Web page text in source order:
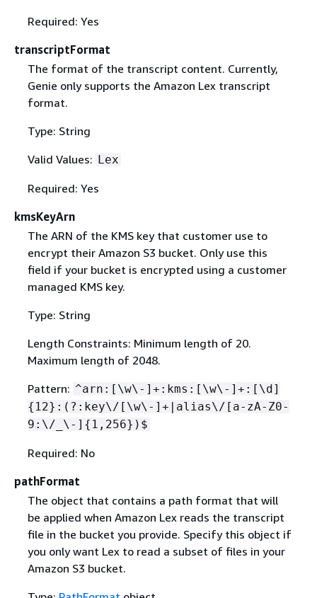
Required: Yes
transcriptFormat
The format of the transcript content. Currently,
Genie only supports the Amazon Lex transcript
format.
Type: String
Valid Values: Lex
Required: Yes
kmsKeyArn
The ARN of the KMS key that customer use to
encrypt their Amazon S3 bucket. Only use this
field if your bucket is encrypted using a customer
managed KMS key.
Type: String
Length Constraints: Minimum length of 20.
Maximum length of 2048.
Pattern: ^arn:[\w\-]+:kms:[\w\-]+:[\d]
{ 12}:(?:key\/[\w\-]+|alias\/[a-zA-Z0-
9:\/_\-] { 1,256})$
Required: No
pathFormat
The object that contains a path format that will
be applied when Amazon Lex reads the transcript
file in the bucket you provide. Specify this object if
you only want Lex to read a subset of files in your
Amazon S3 bucket.